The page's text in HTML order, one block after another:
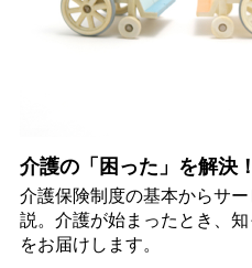
介護の「困った」を解決
介護保険制度の基本からサ
説。介護が始まったとき、
をお届けします。